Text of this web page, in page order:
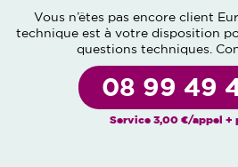
Vous n’êtes pas encore client
technique est à votre disposition
questions techniques.
08 99 49
Service 3,00 €/appel +